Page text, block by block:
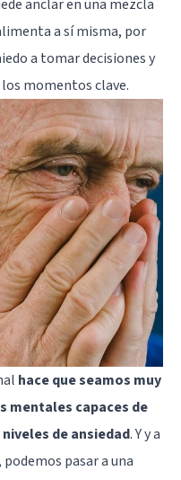
anclar en una mezcla
a sí misma, por
a tomar decisiones y
momentos clave.
hace que seamos muy
mentales capaces de
de ansiedad. Y y a
pasar a una